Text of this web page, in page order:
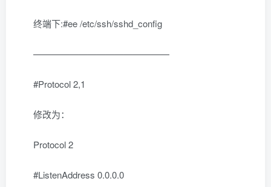
终端下:#ee /etc/ssh/sshd_config
———————————————
#Protocol 2,1
修改为：
Protocol 2
#ListenAddress 0.0.0.0